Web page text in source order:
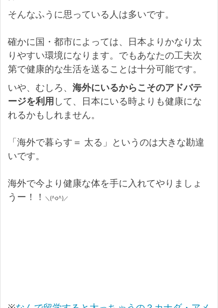
そんなふうに思っている人は多いです。
確かに国・都市によっては、日本よりかなり太
りやすい環境になります。でもあなたの工夫次
第で健康的な生活を送ることは十分可能です。
いや、むしろ、 海外にいるからこそのアドバテ
ージを利用して、日本にいる時よりも健康にな
れるかもしれません。
「海外で暮らす＝ 太る」というのは大きな勘違
いです。
海外で今より健康な体を手に入れてやりましょ
うー！！ ＼(^o^)／